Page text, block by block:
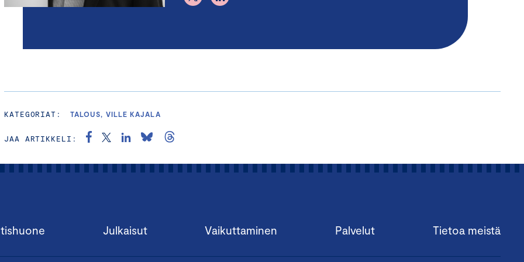
KATEGORIAT: TALOUS, VILLE KAJALA
JAA ARTIKKELI:
Julkaisut Vaikuttaminen Palvelut Tietoa meistä